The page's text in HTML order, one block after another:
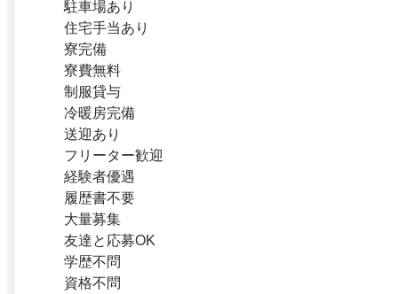
駐車場あり
住宅手当あり
寮完備
寮費無料
制服貸与
冷暖房完備
送迎あり
フリーター歓迎
経験者優遇
履歴書不要
大量募集
友達と応募OK
学歴不問
資格不問